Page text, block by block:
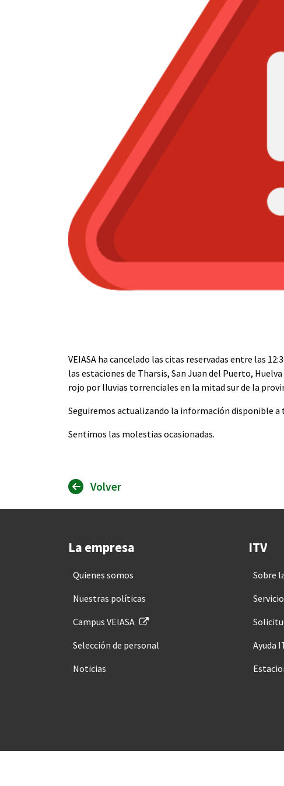
VEIASA ha cancelado las citas reservadas entre las
las estaciones de Tharsis, San Juan del Puerto,
rojo por lluvias torrenciales en la mitad sur de la
Seguiremos actualizando la información disponible a
Sentimos las molestias ocasionadas.
Volver
La empresa
Quienes somos
Nuestras políticas
Campus VEIASA
Selección de personal
Noticias
ITV
Sobre
Ayuda